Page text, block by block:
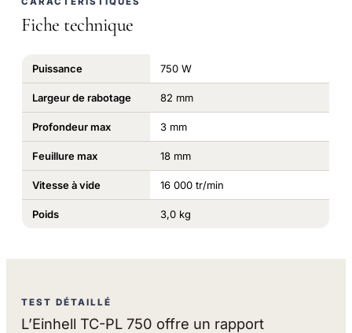
Fiche technique
Puissance 750 W
Largeur de rabotage 82 mm
Profondeur max 3 mm
Feuillure max 18 mm
Vitesse à vide 16 000 tr/min
Poids 3,0 kg
TEST DÉTAILLÉ
L’Einhell TC-PL 750 offre un rapport